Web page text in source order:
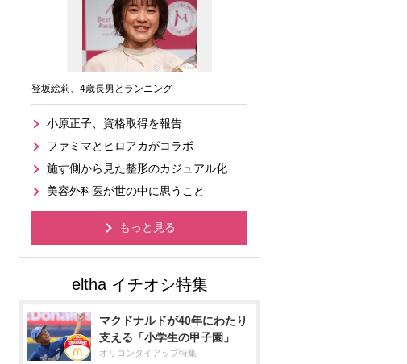
登坂絵莉、4歳長男とランニング
小原正子、資格取得を報告
ファミマとヒロアカがコラボ
施す側から見た整形のカジュアル化
美容外科医が世の中に思うこと
もっと見る
マクドナルドが40年にわたり
支える「小学生の甲子園」
オリコンタイアップ特集